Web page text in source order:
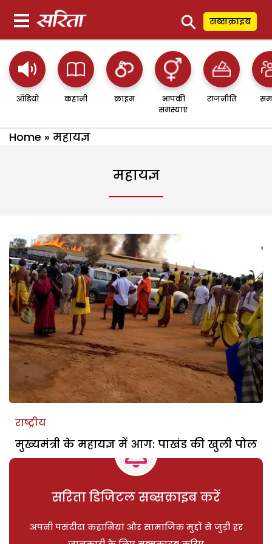
⚲ सब्सक्राइब
ऑडियो कहानी क्राइम
आपकी
समस्याएं
राजनीति
Home » महायज्ञ
महायज्ञ
राष्ट्रीय
मुख्यमंत्री के महायज्ञ में आग: पाखंड की खुली पोल
सरिता डिजिटल सब्सक्राइब करें
अपनी पसंदीदा कहानियां और सामाजिक मुद्दों से जुड़ी हर